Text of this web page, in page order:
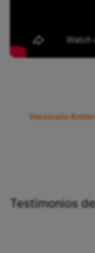
Versículo
Testimonios